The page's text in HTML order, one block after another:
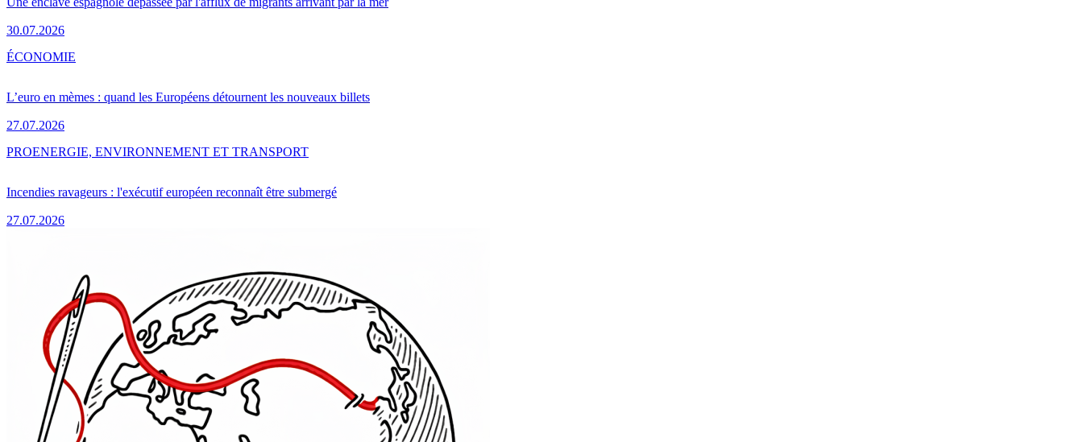
30.07.2026
L’euro en mèmes : quand les Européens détournent les nouveaux billets
27.07.2026
ÉCONOMIE
Incendies ravageurs : l'exécutif européen reconnaît être submergé
27.07.2026
PROENERGIE, ENVIRONNEMENT ET TRANSPORT